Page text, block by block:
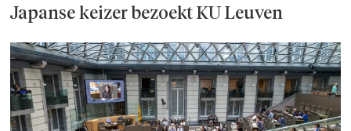
Japanse keizer bezoekt KU Leuven